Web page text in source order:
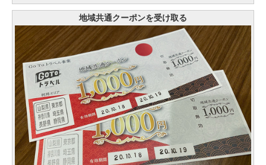
地域共通クーポンを受け取る